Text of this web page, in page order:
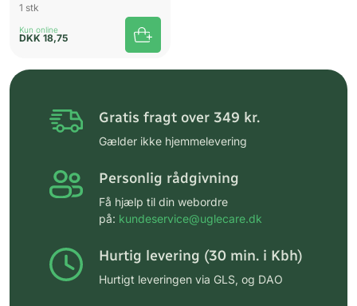
1 stk
Kun online
DKK 18,75
Gratis fragt over 349 kr.
Gælder ikke hjemmelevering
Personlig rådgivning
Få hjælp til din webordre
på: kundeservice@uglecare.dk
Hurtig levering (30 min. i Kbh)
Hurtigt leveringen via GLS, og DAO